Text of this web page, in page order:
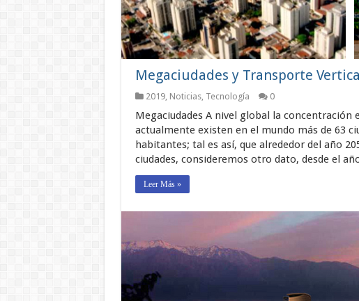
Megaciudades y Transporte Vertical
2019, Noticias, Tecnología 0
Megaciudades A nivel global la concentración
actualmente existen en el mundo más de 63
habitantes; tal es así, que alrededor del año
ciudades, consideremos otro dato, desde el
Leer Más »